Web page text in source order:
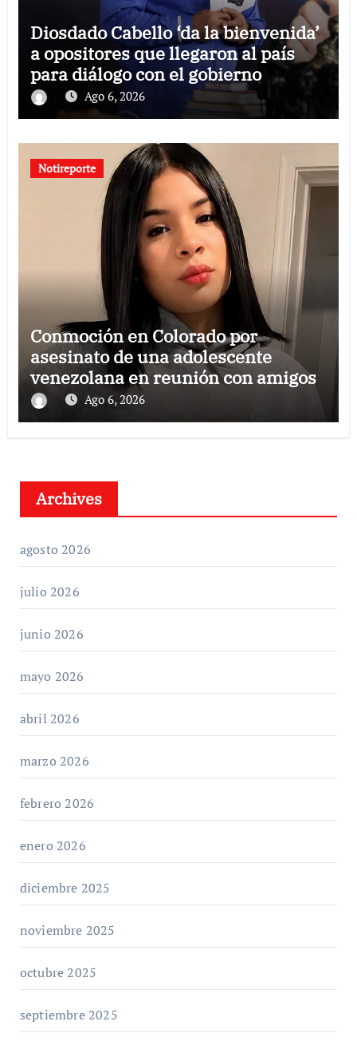
Diosdado Cabello ‘da la bienvenida’
a opositores que llegaron al país
para diálogo con el gobierno
Ago 6, 2026
Notireporte
Conmoción en Colorado por
asesinato de una adolescente
venezolana en reunión con amigos
Ago 6, 2026
Archives
agosto 2026
julio 2026
junio 2026
mayo 2026
abril 2026
marzo 2026
febrero 2026
enero 2026
diciembre 2025
noviembre 2025
octubre 2025
septiembre 2025